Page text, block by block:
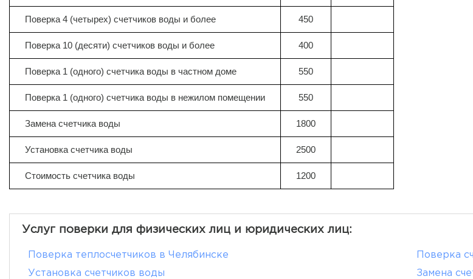
Поверка 4 (четырех) счетчиков воды и более 450
Поверка 10 (десяти) счетчиков воды и более 400
Поверка 1 (одного) счетчика воды в частном доме 550
Поверка 1 (одного) счетчика воды в нежилом помещении 550
Замена счетчика воды 1800
Установка счетчика воды 2500
Стоимость счетчика воды 1200
Услуг поверки для физических лиц и юридических лиц:
Поверка теплосчетчиков в Челябинске
Поверка
Установка счетчиков воды
Замена